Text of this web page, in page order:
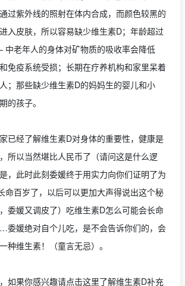
紫外线的照射在体内合成，而颜色较黑的
入皮肤，所以容易缺少维生素D；年龄超过
老年人的身体对矿物质的吸收率会降低
免疫系统受损；长期在疗养机构和家里呆着
；那些缺少维生素D的妈妈生的婴儿和小
的孩子。
已经了解维生素D对身体的重要性，健康是
所以当然堪比人民币了（请问这是什么逻
，此时此刻委媛终于用实力向你们证明了为
命百岁了，以后可以更加大声得说出这个秘
委媛又调皮了）吃维生素D怎么可能会长命
媛绝对自个儿吃，是不会告诉你们的，会
种维生素！（童言无忌）。
如果你感兴趣请点击这里了解维生素D补充